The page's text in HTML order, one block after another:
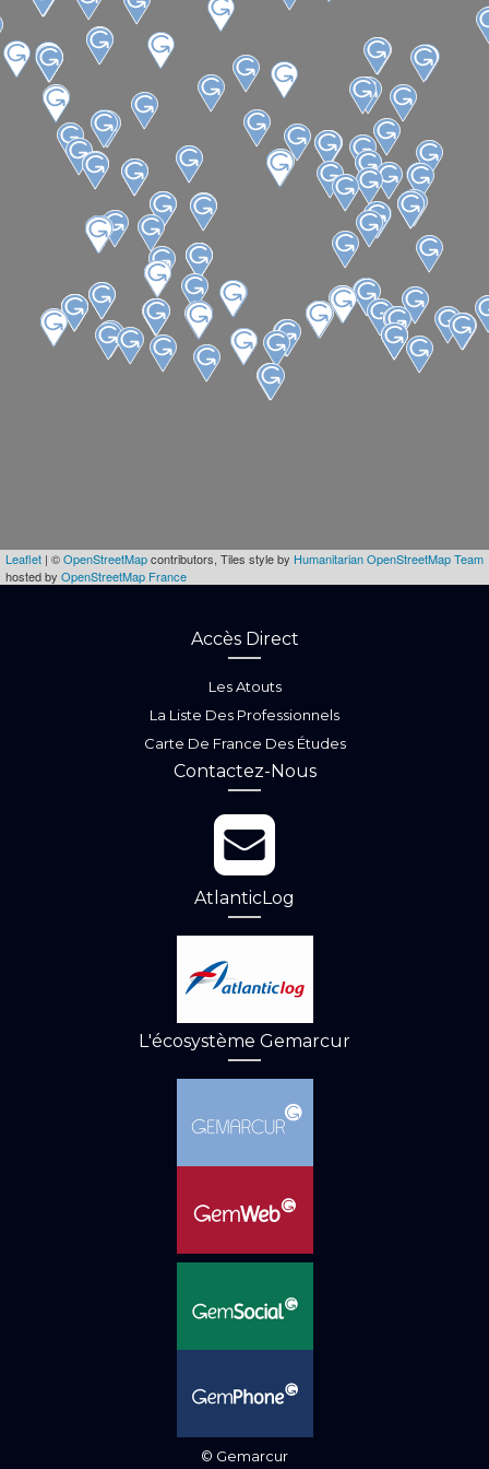
Leaflet | ©OpenStreetMapcontributors, Tiles style by Humanitarian OpenStreetMap Team
hosted by OpenStreetMap France
Accès Direct
Les Atouts
La Liste Des Professionnels
Carte De France Des Études
Contactez-Nous
AtlanticLog
L'écosystème Gemarcur
© Gemarcur